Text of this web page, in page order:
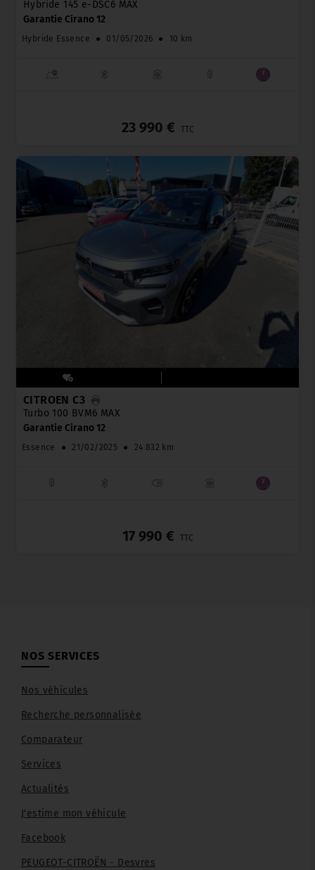
Hybride 145 e-DSC6 MAX
Garantie Cirano 12
Hybride Essence ● 01/05/2026 ● 10 km
23 990 € TTC
CITROËN C3
Turbo 100 BVM6 MAX
Garantie Cirano 12
Essence ● 21/02/2025 ● 24 832 km
17 990 € TTC
NOS SERVICES
Nos véhicules
Recherche personnalisée
Comparateur
Services
Actualités
J'estime mon véhicule
Facebook
PEUGEOT-CITROËN - Desvres